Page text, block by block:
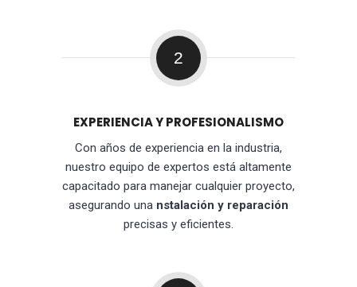
2
EXPERIENCIA Y PROFESIONALISMO
Con años de experiencia en la industria,
nuestro equipo de expertos está altamente
capacitado para manejar cualquier proyecto,
asegurando una nstalación y reparación
precisas y eficientes.